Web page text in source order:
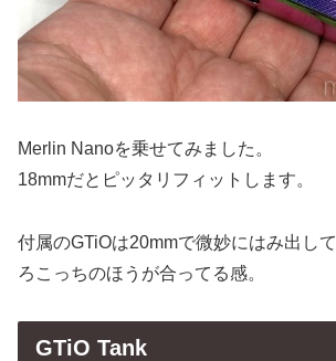
Merlin Nanoを乗せてみました。
18mmだとピッタリフィットします。
付属のGTiOは20mmで微妙にはみ出し
ろこっちのほうが合ってる感。
GTiO Tank